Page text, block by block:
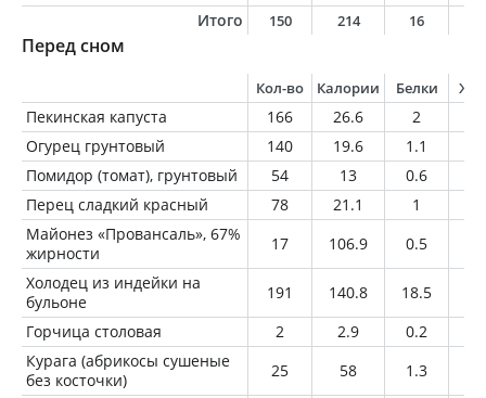
Итого
150 214 16
Перед сном
Кол-во Калории Белки
Пекинская капуста 166 26.6 2
Огурец грунтовый
140 19.6 1.1
Помидор (томат), грунтовый
54 13 0.6
Перец сладкий красный
78 21.1 1
Майонез «Провансаль», 67%
жирности
17 106.9 0.5
Холодец из индейки на
бульоне
191 140.8 18.5
Горчица столовая
2 2.9 0.2
Курага (абрикосы сушеные
без косточки)
25 58 1.3